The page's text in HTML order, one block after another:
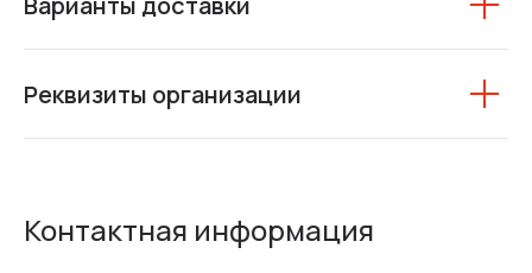
Реквизиты организации
Контактная информация